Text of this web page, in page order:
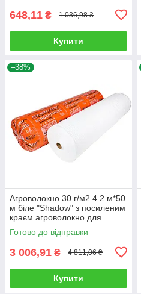
648,11 ₴ 1 036,98 ₴
Купити
–38%
Агроволокно 30 г/м2 4.2 м*50
м біле "Shadow" з посиленим
краєм агроволокно для
парників
Готово до відправки
3 006,91 ₴ 4 811,06 ₴
Купити